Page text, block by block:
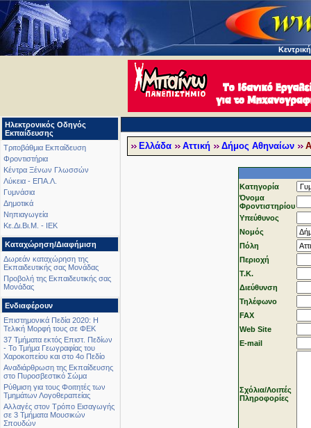
Ηλεκτρονικός Οδηγός
Εκπαίδευσης
Τριτοβάθμια Εκπαίδευση
Φροντιστήρια
Κέντρα Ξένων Γλωσσών
Λύκεια - ΕΠΑ.Λ.
Γυμνάσια
Δημοτικά
Νηπιαγωγεία
Κε.Δι.Βι.Μ. - ΙΕΚ
Καταχώρηση/Διαφήμιση
Δωρεάν καταχώρηση της
Εκπαιδευτικής σας Μονάδας
Προβολή της Εκπαιδευτικής σας
Μονάδας
Ενδιαφέρουν
Επιστημονικά Πεδία 2020: Η
Τελική Μορφή τους σε ΦΕΚ
37 Τμήματα εκτός Επιστ. Πεδίων
- Το Τμήμα Γεωγραφίας του
Χαροκοπείου και στο 4ο Πεδίο
Αναδιάρθρωση της Εκπαίδευσης
στο Πυροσβεστικό Σώμα
Ρύθμιση για τους Φοιτητές των
Τμημάτων Λογοθεραπείας
Αλλαγές στον Τρόπο Εισαγωγής
σε 3 Τμήματα Μουσικών
Σπουδών
Ελλάδα Αττική Δήμος Αθηναίων
Κατηγορία
Όνομα
Φροντιστηρίου
Υπεύθυνος
Νομός
Πόλη
Περιοχή
T.K.
Διεύθυνση
Τηλέφωνo
FAX
Web Site
Ε-mail
Σχόλια/Λοιπές
Πληροφορίες